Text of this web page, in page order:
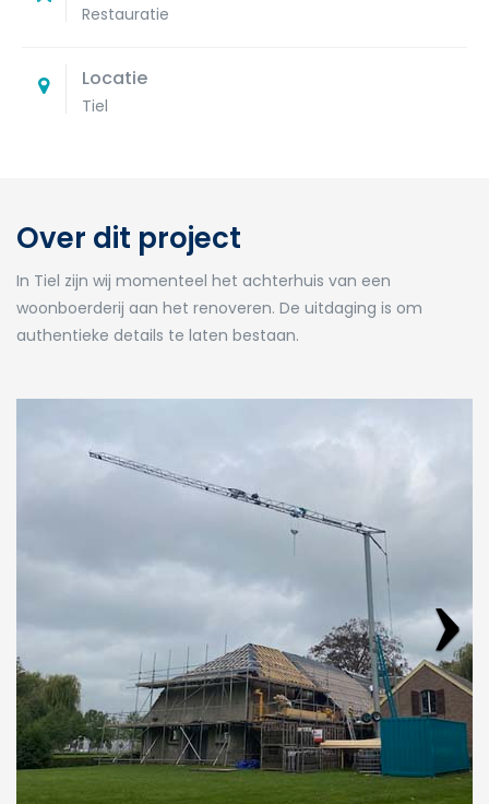
Restauratie
Locatie
Tiel
Over dit project
In Tiel zijn wij momenteel het achterhuis van een
woonboerderij aan het renoveren. De uitdaging is om
authentieke details te laten bestaan.